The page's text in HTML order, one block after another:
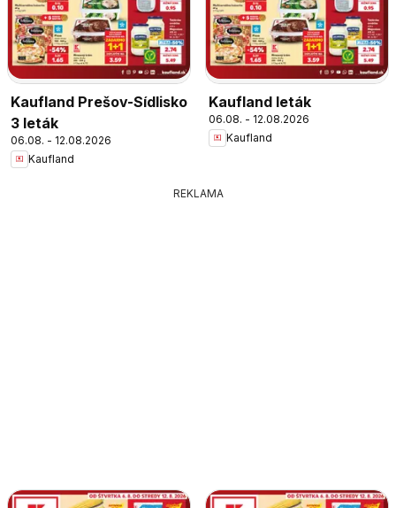
Kaufland Prešov-Sídlisko
3 leták
06.08. - 12.08.2026
Kaufland
Kaufland leták
06.08. - 12.08.2026
Kaufland
REKLAMA